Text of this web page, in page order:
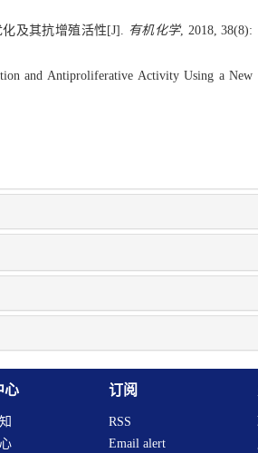
及其抗增殖活性[J]. 有机化学, 2018, 38(8):
and Antiproliferative Activity Using a New
心 订阅
RSS
Email alert